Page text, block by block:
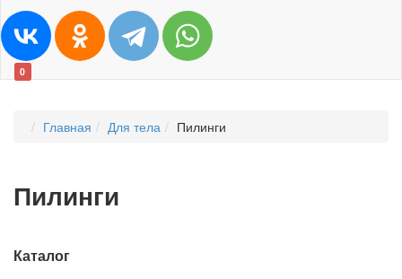
0
Главная Для тела Пилинги
Пилинги
Каталог